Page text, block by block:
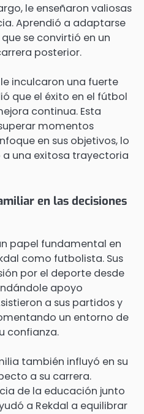
le enseñaron valiosas
Aprendió a adaptarse
se convirtió en un
posterior.
inculcaron una fuerte
que el éxito en el fútbol
continua. Esta
momentos
en sus objetivos, lo
una exitosa trayectoria
en las decisiones
papel fundamental en
como futbolista. Sus
por el deporte desde
apoyo
a sus partidos y
un entorno de
confianza.
también influyó en su
a su carrera.
de la educación junto
a Rekdal a equilibrar